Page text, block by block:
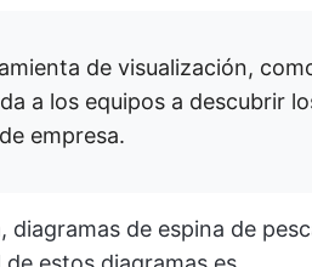
de visualización,
a los equipos a descubrir
empresa.
de espina de